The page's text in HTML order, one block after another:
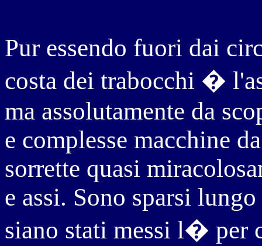
Pur essendo fuori dai
costa dei trabocchi �
ma assolutamente da
e complesse macchine
sorrette quasi
e assi. Sono sparsi
siano stati messi l� per